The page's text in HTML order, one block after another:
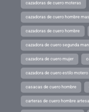
cazadoras de cuero moteras
cazadoras de cuero hombre
cazadoras de cuero hombre
cazadora de cuero segunda
cazadora de cuero mujer
cazadora de cuero estilo motero
casacas de cuero hombre
carteras de cuero hombre